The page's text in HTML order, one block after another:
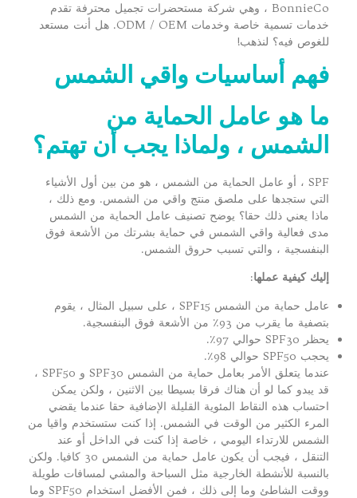
BonnieCo ، وهي شركة مستحضرات تجميل محترفة تقدم
خدمات تسمية خاصة وخدمات ODM / OEM. هل أنت مستعد
للغوص فيه؟ لنذهب!
فهم أساسيات واقي الشمس
ما هو عامل الحماية من
الشمس ، ولماذا يجب أن تهتم؟
SPF ، أو عامل الحماية من الشمس ، هو من بين أول الأشياء
التي ستجدها على ملصق منتج واقي من الشمس. ومع ذلك ،
ماذا يعني ذلك حقا؟ يوضح تصنيف عامل الحماية من الشمس
مدى فعالية واقي الشمس في حماية بشرتك من الأشعة فوق
البنفسجية ، والتي تسبب حروق الشمس.
إليك كيفية عملها:
عامل حماية من الشمس SPF15 ، على سبيل المثال ، يقوم
بتصفية ما يقرب من 93٪ من الأشعة فوق البنفسجية.
يحظر SPF30 حوالي 97٪.
يحجب SPF50 حوالي 98٪.
عندما يتعلق الأمر بعامل حماية من الشمس SPF30 و SPF50 ،
قد يبدو كما لو أن هناك فرقا بسيطا بين الاثنين ، ولكن يمكن
احتساب هذه النقاط المئوية القليلة الإضافية حقا عندما يقضي
المرء الكثير من الوقت في الشمس. إذا كنت ستستخدم واقيا من
الشمس للارتداء اليومي ، خاصة إذا كنت في الداخل أو عند
التنقل ، فيجب أن يكون عامل حماية من الشمس 30 كافيا. ولكن
بالنسبة للأنشطة الخارجية مثل السباحة والمشي لمسافات طويلة
ووقت الشاطئ وما إلى ذلك ، فمن الأفضل استخدام SPF50 وما